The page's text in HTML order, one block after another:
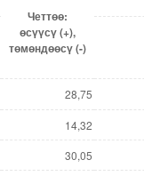
Четтөө:
өсүүсү(+),
төмөндөөсү(-)
28,75
14,32
30,05